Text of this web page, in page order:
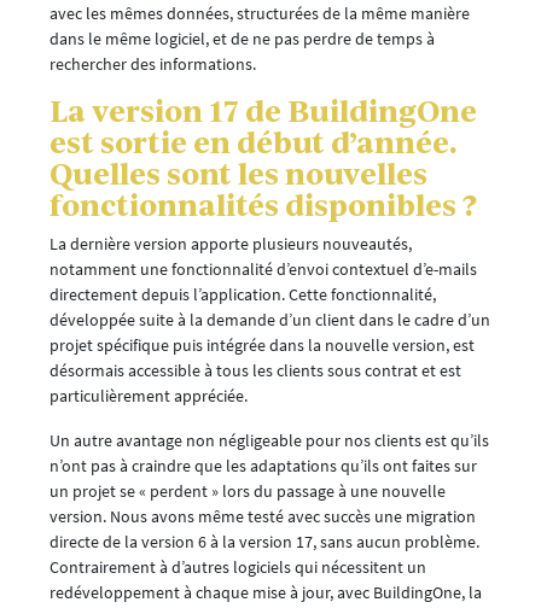
avec les mêmes données, structurées de la même manière
dans le même logiciel, et de ne pas perdre de temps à
rechercher des informations.
La version 17 de BuildingOne
est sortie en début d’année.
Quelles sont les nouvelles
fonctionnalités disponibles ?
La dernière version apporte plusieurs nouveautés,
notamment une fonctionnalité d’envoi contextuel d’e-mails
directement depuis l’application. Cette fonctionnalité,
développée suite à la demande d’un client dans le cadre d’un
projet spécifique puis intégrée dans la nouvelle version, est
désormais accessible à tous les clients sous contrat et est
particulièrement appréciée.
Un autre avantage non négligeable pour nos clients est qu’ils
n’ont pas à craindre que les adaptations qu’ils ont faites sur
un projet se « perdent » lors du passage à une nouvelle
version. Nous avons même testé avec succès une migration
directe de la version 6 à la version 17, sans aucun problème.
Contrairement à d’autres logiciels qui nécessitent un
redéveloppement à chaque mise à jour, avec BuildingOne, la